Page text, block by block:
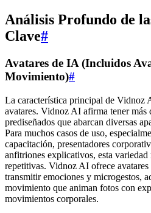
Análisis Profundo de
Clave#
Avatares de IA (Incluidos
Movimiento)#
La característica principal de Vidnoz
avatares. Vidnoz AI afirma tener más
prediseñados que abarcan diversas
Para muchos casos de uso,
capacitación, presentadores
anfitriones explicativos, esta variedad
repetitivas. Vidnoz AI ofrece
transmitir emociones y microgestos,
movimiento que animan fotos con
movimientos corporales.